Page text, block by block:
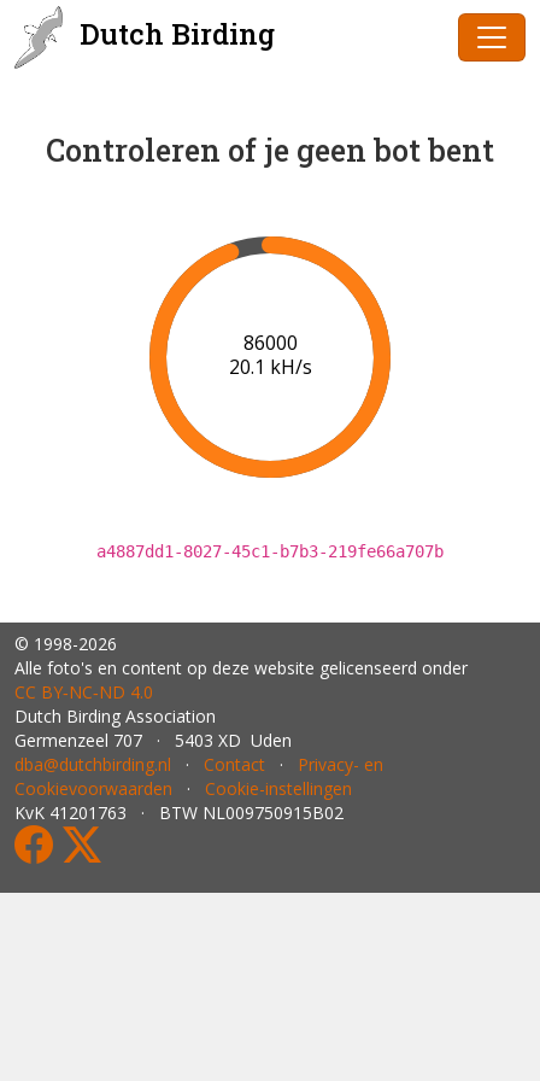
Dutch Birding
Controleren of je geen bot bent
86000
20.1 kH/s
a4887dd1-8027-45c1-b7b3-219fe66a707b
© 1998-2026
Alle foto's en content op deze website gelicenseerd onder
CC BY‑NC‑ND 4.0
Dutch Birding Association
Germenzeel 707 · 5403 XD Uden
dba@dutchbirding.nl · Contact · Privacy- en
Cookievoorwaarden · Cookie-instellingen
KvK 41201763 · BTW NL009750915B02